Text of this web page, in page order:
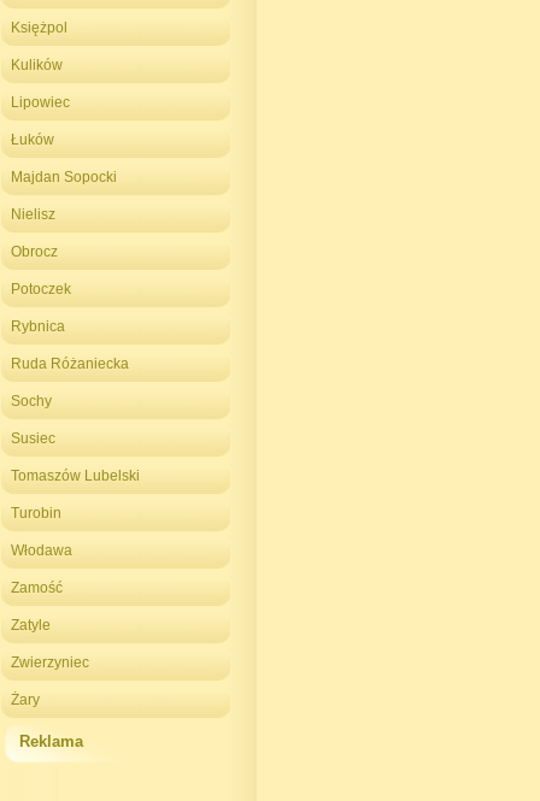
Księżpol
Kulików
Lipowiec
Łuków
Majdan Sopocki
Nielisz
Obrocz
Potoczek
Rybnica
Ruda Różaniecka
Sochy
Susiec
Tomaszów Lubelski
Turobin
Włodawa
Zamość
Zatyle
Zwierzyniec
Żary
Reklama